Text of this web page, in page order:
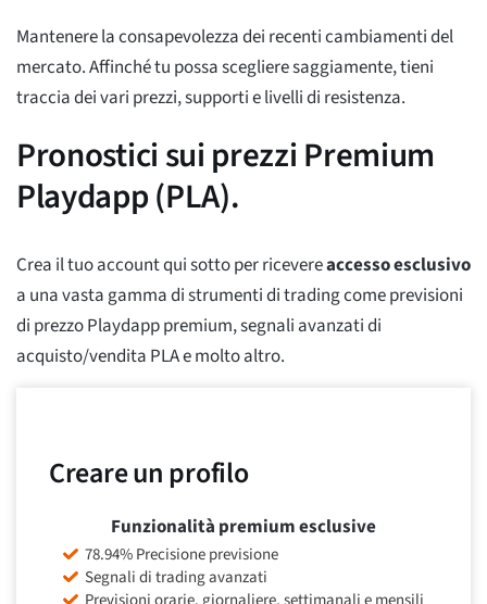
Mantenere la consapevolezza dei recenti cambiamenti del
mercato. Affinché tu possa scegliere saggiamente, tieni
traccia dei vari prezzi, supporti e livelli di resistenza.
Pronostici sui prezzi Premium
Playdapp (PLA).
Crea il tuo account qui sotto per ricevereaccesso esclusivo
a una vasta gamma di strumenti di trading come previsioni
di prezzo Playdapp premium, segnali avanzati di
acquisto/vendita PLA e molto altro.
Creare un profilo
Funzionalità premium esclusive
78.94% Precisione previsione
Segnali di trading avanzati